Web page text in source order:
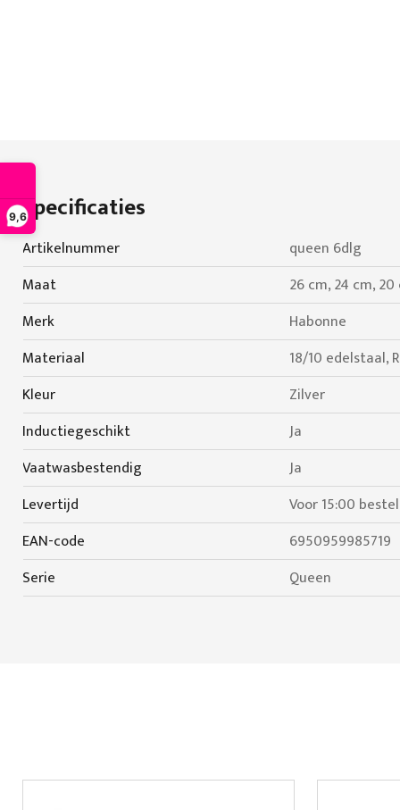
9,6Specificaties
Specificaties
Artikelnummer
queen 6dlg
Maat
26 cm, 24 cm, 20
Merk
Habonne
Materiaal
18/10 edelstaal,
Kleur
Zilver
Inductiegeschikt
Ja
Vaatwasbestendig
Ja
Levertijd
Voor 15:00
EAN-code
6950959985719
Serie
Queen